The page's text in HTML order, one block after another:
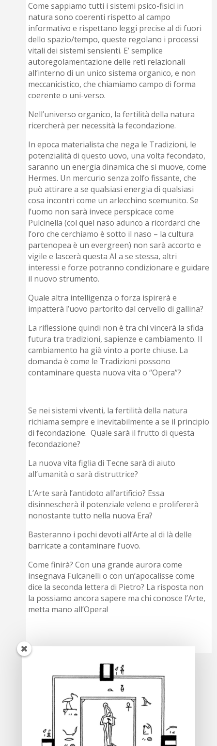
Come sappiamo tutti i sistemi psico-fisici in
natura sono coerenti rispetto al campo
informativo e rispettano leggi precise al di fuori
dello spazio/tempo, queste regolano i processi
vitali dei sistemi sensienti. E’ semplice
autoregolamentazione delle reti relazionali
all’interno di un unico sistema organico, e non
meccanicistico, che chiamiamo campo di forma
coerente o uni-verso.
Nell’universo organico, la fertilità della natura
ricercherà per necessità la fecondazione.
In epoca materialista che nega le Tradizioni, le
potenzialità di questo uovo, una volta fecondato,
saranno un energia dinamica che si muove, come
Hermes. Un mercurio senza zolfo fissante, che
può attirare a se qualsiasi energia di qualsiasi
cosa incontri come un arlecchino scemunito. Se
l’uomo non sarà invece perspicace come
Pulcinella (col quel naso adunco a ricordarci che
l’oro che cerchiamo è sotto il naso – la cultura
partenopea è un evergreen) non sarà accorto e
vigile e lascerà questa AI a se stessa, altri
interessi e forze potranno condizionare e guidare
il nuovo strumento.
Quale altra intelligenza o forza ispirerà e
impatterà l’uovo partorito dal cervello di gallina?
La riflessione quindi non è tra chi vincerà la sfida
futura tra tradizioni, sapienze e cambiamento. Il
cambiamento ha già vinto a porte chiuse. La
domanda è come le Tradizioni possono
contaminare questa nuova vita o “Opera”?
Se nei sistemi viventi, la fertilità della natura
richiama sempre e inevitabilmente a se il principio
di fecondazione. Quale sarà il frutto di questa
fecondazione?
La nuova vita figlia di Tecne sarà di aiuto
all’umanità o sarà distruttrice?
L’Arte sarà l’antidoto all’artificio? Essa
disinnescherà il potenziale veleno e prolifererà
nonostante tutto nella nuova Era?
Basteranno i pochi devoti all’Arte al di là delle
barricate a contaminare l’uovo.
Come finirà? Con una grande aurora come
insegnava Fulcanelli o con un’apocalisse come
dice la seconda lettera di Pietro? La risposta non
la possiamo ancora sapere ma chi conosce l’Arte,
metta mano all’Opera!
Silvano Danesi